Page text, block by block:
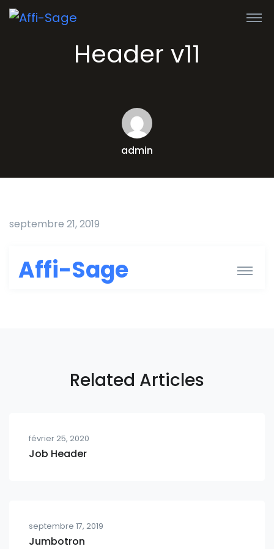
Header v11
admin
septembre 21, 2019
Affi-Sage
Related Articles
février 25, 2020
Job Header
septembre 17, 2019
Jumbotron